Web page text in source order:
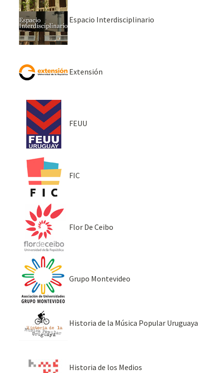
Espacio Interdisciplinario
Extensión
FEUU
FIC
Flor De Ceibo
Grupo Montevideo
Historia de la Música Popular Uruguaya
Historia de los Medios